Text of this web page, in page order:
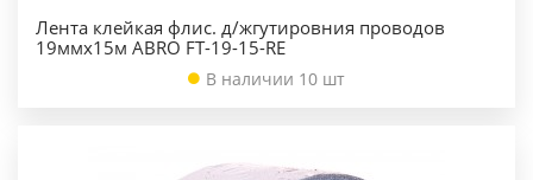
Лента клейкая флис. д/жгутировния проводов
19ммх15м ABRO FT-19-15-RE
В наличии 10 шт